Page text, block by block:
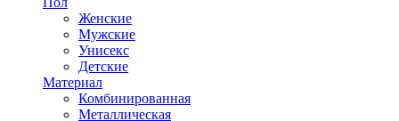
Женские
Мужские
Унисекс
Детские
Материал
Комбинированная
Металлическая